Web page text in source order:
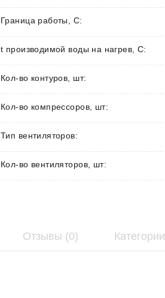
Граница работы, С:
t производимой воды на нагрев, С:
Кол-во контуров, шт:
Кол-во компрессоров, шт:
Тип вентиляторов:
Кол-во вентиляторов, шт:
Отзывы (0) Категории